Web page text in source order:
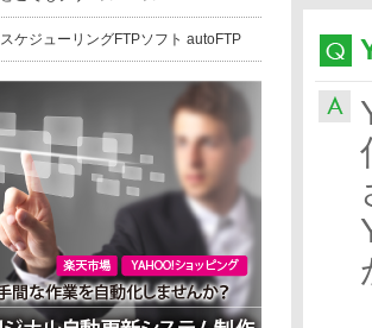
スケジューリングFTPソフト autoFTP